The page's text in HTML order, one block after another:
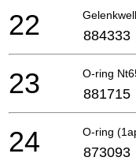
22 884333
O-ring
23 881715
O-ring
24 873093